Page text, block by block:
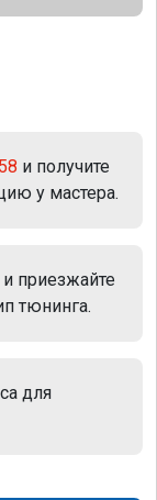
и получите
у мастера.
приезжайте
тюнинга.
для